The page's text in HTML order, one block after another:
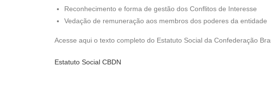
Reconhecimento e forma de gestão dos Conflitos de Interesse
Vedação de remuneração aos membros dos poderes da entidade
Acesse aqui o texto completo do Estatuto Social da Confederação
Estatuto Social CBDN